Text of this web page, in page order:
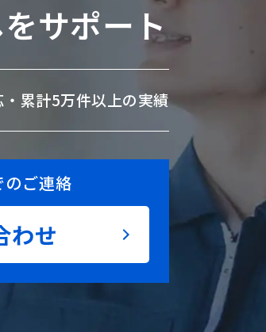
サポート
累計5万件以上の実績
のご連絡
わせ